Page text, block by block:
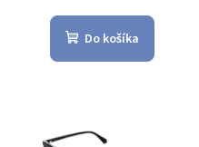
Do košíka